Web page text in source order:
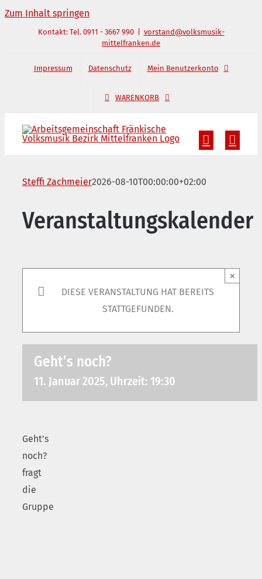
Zum Inhalt springen
Kontakt: Tel. 0911 - 3667 990
vorstand@volksmusik-
mittelfranken.de
Impressum Datenschutz Mein Benutzerkonto
WARENKORB
Steffi Zachmeier2026-08-10T00:00:00+02:00
Veranstaltungskalender
DIESE VERANSTALTUNG HAT BEREITS
STATTGEFUNDEN.
×
Geht’s noch?
11. Januar 2025, Uhrzeit: 19:30
Geht’s
noch?
fragt
die
Gruppe